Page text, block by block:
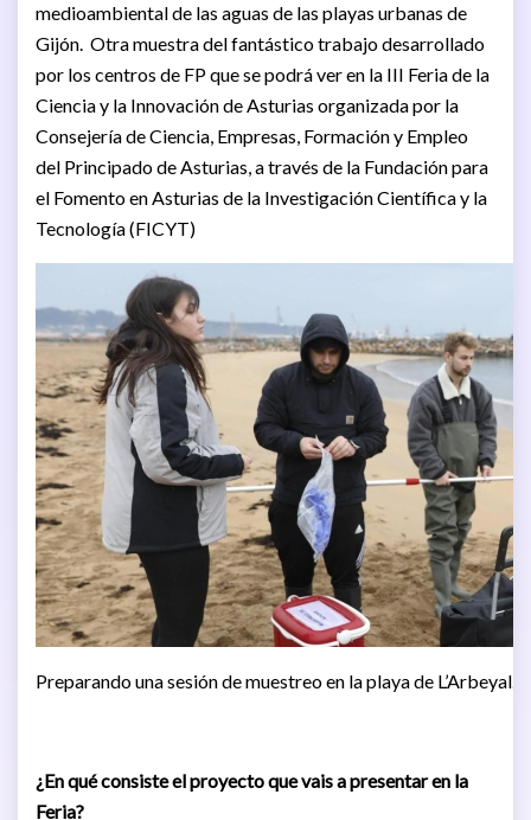
medioambiental de las aguas de las playas urbanas de
Gijón. Otra muestra del fantástico trabajo desarrollado
por los centros de FP que se podrá ver en la III Feria de la
Ciencia y la Innovación de Asturias organizada por la
Consejería de Ciencia, Empresas, Formación y Empleo
del Principado de Asturias, a través de la Fundación para
el Fomento en Asturias de la Investigación Científica y la
Tecnología (FICYT)
Preparando una sesión de muestreo en la playa de L’Arbeyal.
¿En qué consiste el proyecto que vais a presentar en la
Feria?